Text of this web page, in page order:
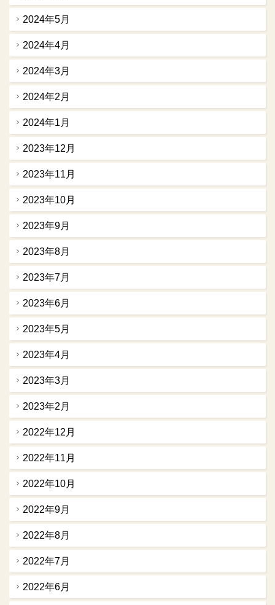
2024年5月
2024年4月
2024年3月
2024年2月
2024年1月
2023年12月
2023年11月
2023年10月
2023年9月
2023年8月
2023年7月
2023年6月
2023年5月
2023年4月
2023年3月
2023年2月
2022年12月
2022年11月
2022年10月
2022年9月
2022年8月
2022年7月
2022年6月